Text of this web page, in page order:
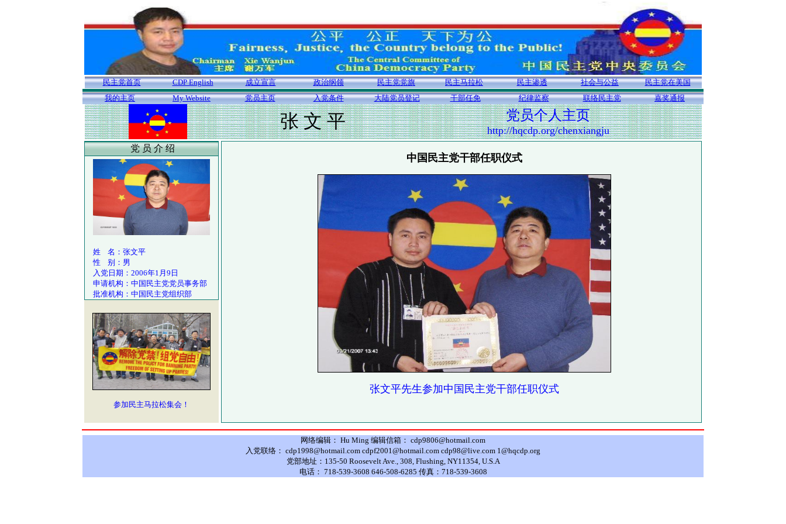
民主党首页 CDP English 成立宣言 政治纲领 民主党党旗 民主马拉松 民主渗透 社会与公益
民主党在美国
我的主页
My Website 党员主页 入党条件 大陆党员登记 干部任免 纪律监察 联络民主党 嘉奖通报
张 文 平 党员个人主页
http://hqcdp.org/chenxiangju
党 员 介 绍
姓 名：张文平
性 别：男
入党日期：2006年1月9日
申请机构：中国民主党党员事务部
批准机构：中国民主党组织部
参加民主马拉松集会！
中国民主党干部任职仪式
张文平先生参加中国民主党干部任职仪式
网络编辑： Hu Ming 编辑信箱： cdp9806@hotmail.com
入党联络： cdp1998@hotmail.com cdpf2001@hotmail.com cdp98@live.com 1@hqcdp.org
党部地址：135-50 Roosevelt Ave., 308, Flushing, NY11354, U.S.A
电话： 718-539-3608 646-508-6285 传真：718-539-3608